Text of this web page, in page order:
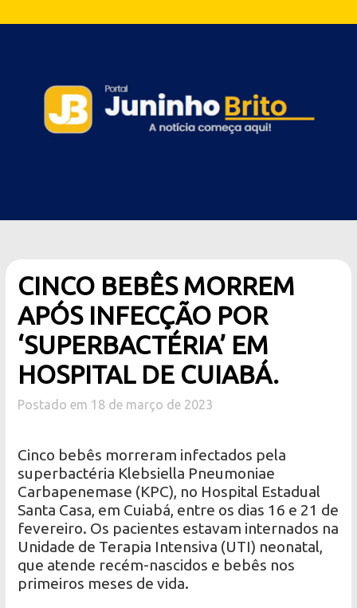
CINCO BEBÊS MORREM
APÓS INFECÇÃO POR
‘SUPERBACTÉRIA’ EM
HOSPITAL DE CUIABÁ.
Postado em 18 de março de 2023
Cinco bebês morreram infectados pela
superbactéria Klebsiella Pneumoniae
Carbapenemase (KPC), no Hospital Estadual
Santa Casa, em Cuiabá, entre os dias 16 e 21 de
fevereiro. Os pacientes estavam internados na
Unidade de Terapia Intensiva (UTI) neonatal,
que atende recém-nascidos e bebês nos
primeiros meses de vida.